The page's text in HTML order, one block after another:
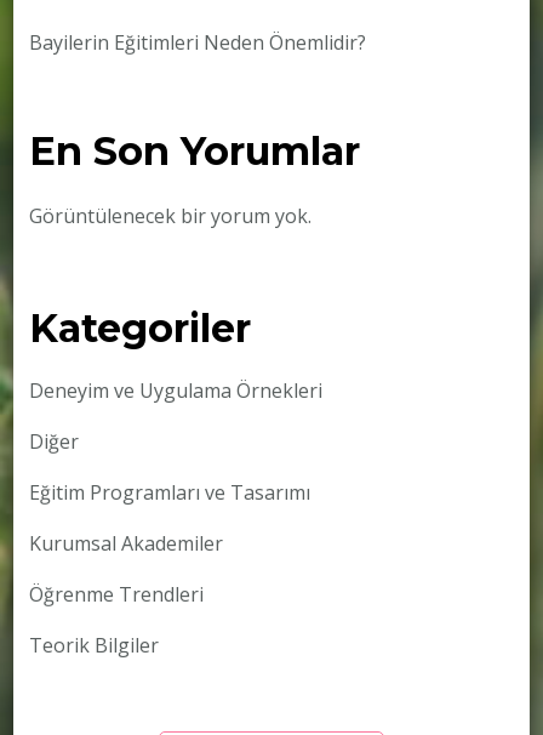
Bayilerin Eğitimleri Neden Önemlidir?
En Son Yorumlar
Görüntülenecek bir yorum yok.
Kategoriler
Deneyim ve Uygulama Örnekleri
Diğer
Eğitim Programları ve Tasarımı
Kurumsal Akademiler
Öğrenme Trendleri
Teorik Bilgiler